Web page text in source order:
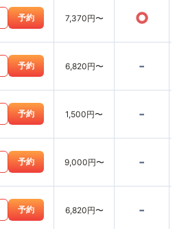
予約 7,370円〜 ○
予約 6,820円〜 -
予約 1,500円〜 -
予約 9,000円〜 -
予約 6,820円〜 -